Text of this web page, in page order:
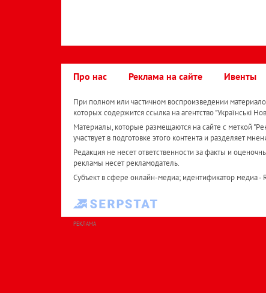
Про нас Реклама на сайте Ивенты
При полном или частичном воспроизведении
которых содержится ссылка на агентство "Українськi
Материалы, которые размещаются на сайте с меткой
участвует в подготовке этого контента и разделяет
Редакция не несет ответственности за факты и
рекламы несет рекламодатель.
Субъект в сфере онлайн-медиа; идентификатор медиа -
РЕКЛАМА